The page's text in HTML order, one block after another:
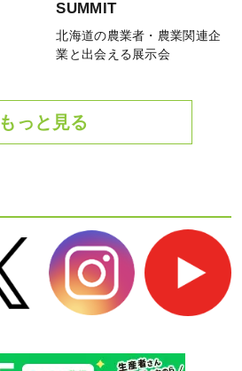
SUMMIT
北海道の農業者・農業関連企
業と出会える展示会
もっと見る